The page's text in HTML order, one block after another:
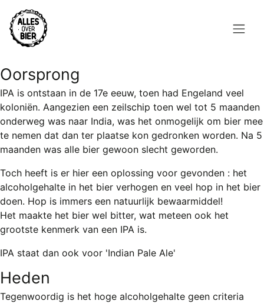
Overslaan
en
naar
gaan
ADVERTEREN
BROUWEN
BLOG
AANBOD
AGENDA
CONTACT
Oorsprong
IPA is ontstaan in de 17e eeuw, toen had Engeland veel
koloniën. Aangezien een zeilschip toen wel tot 5 maanden
onderweg was naar India, was het onmogelijk om bier mee
te nemen dat dan ter plaatse kon gedronken worden. Na 5
maanden was alle bier gewoon slecht geworden.
Toch heeft is er hier een oplossing voor gevonden : het
alcoholgehalte in het bier verhogen en veel hop in het bier
doen. Hop is immers een natuurlijk bewaarmiddel!
Het maakte het bier wel bitter, wat meteen ook het
grootste kenmerk van een IPA is.
IPA staat dan ook voor 'Indian Pale Ale'
Heden
Tegenwoordig is het hoge alcoholgehalte geen criteria